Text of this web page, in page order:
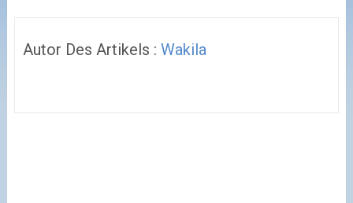
Autor Des Artikels : Wakila